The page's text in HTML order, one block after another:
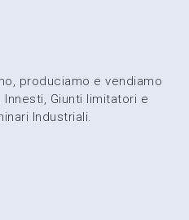
produciamo e vendiamo
Innesti, Giunti limitatori e
Industriali.